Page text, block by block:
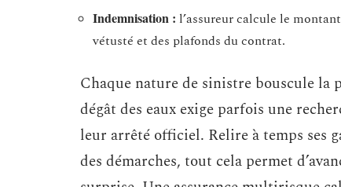
Indemnisation : l’assureur calcule le
vétusté et des plafonds du contrat.
Chaque nature de sinistre bouscule
dégât des eaux exige parfois une
leur arrêté officiel. Relire à temps ses
des démarches, tout cela permet